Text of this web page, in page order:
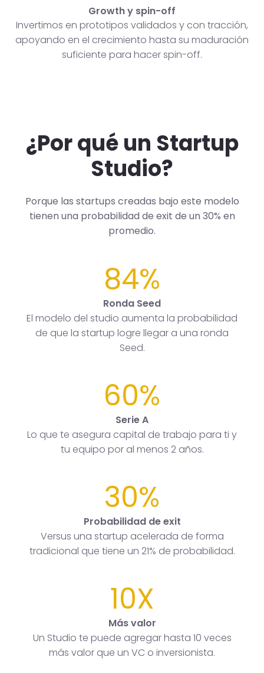
Growth y spin-off
Invertimos en prototipos validados y con tracción,
apoyando en el crecimiento hasta su maduración
suficiente para hacer spin-off.
¿Por qué un Startup
Studio?
Porque las startups creadas bajo este modelo
tienen una probabilidad de exit de un 30% en
promedio.
84%
Ronda Seed
El modelo del studio aumenta la probabilidad
de que la startup logre llegar a una ronda
Seed.
60%
Serie A
Lo que te asegura capital de trabajo para ti y
tu equipo por al menos 2 años.
30%
Probabilidad de exit
Versus una startup acelerada de forma
tradicional que tiene un 21% de probabilidad.
10X
Más valor
Un Studio te puede agregar hasta 10 veces
más valor que un VC o inversionista.